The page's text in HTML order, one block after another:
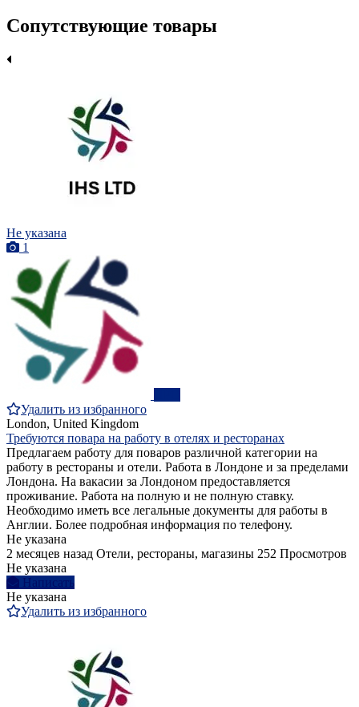
Сопутствующие товары
Не указана
1
Удалить из избранного
London, United Kingdom
Требуются повара на работу в отелях и ресторанах
Предлагаем работу для поваров различной категории на
работу в рестораны и отели. Работа в Лондоне и за пределами
Лондона. На вакасии за Лондоном предоставляется
проживание. Работа на полную и не полную ставку.
Необходимо иметь все легальные документы для работы в
Англии. Более подробная информация по телефону.
Не указана
2 месяцев назад Отели, рестораны, магазины 252 Просмотров
Не указана
Написать
Не указана
Удалить из избранного